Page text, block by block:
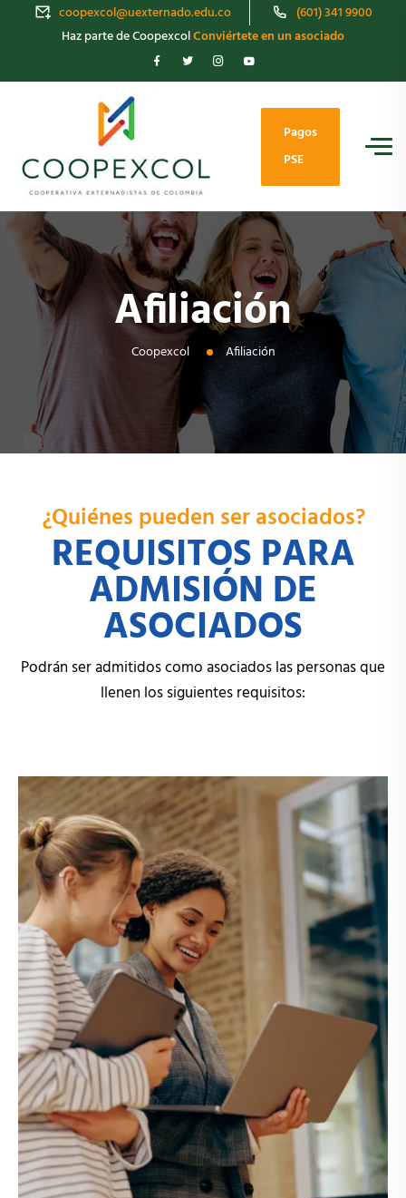
coopexcol@uexternado.edu.co
(601) 341 9900
Haz parte de CoopexcolConviértete en un asociado
Pagos
PSE
Afiliación
Coopexcol Afiliación
¿Quiénes pueden ser asociados?
REQUISITOS PARA
ADMISIÓN DE
ASOCIADOS
Podrán ser admitidos como asociados las personas que
llenen los siguientes requisitos: